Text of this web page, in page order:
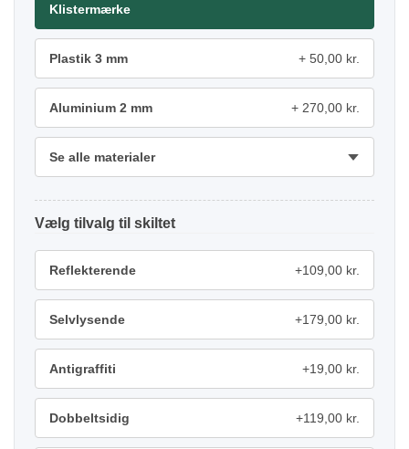
Klistermærke
Plastik 3 mm 50,00 kr.
Aluminium 2 mm 270,00 kr.
Se alle materialer
tilvalg
Reflekterende +109,00 kr.
Selvlysende +179,00 kr.
Antigraffiti +19,00 kr.
Dobbeltsidig +119,00 kr.